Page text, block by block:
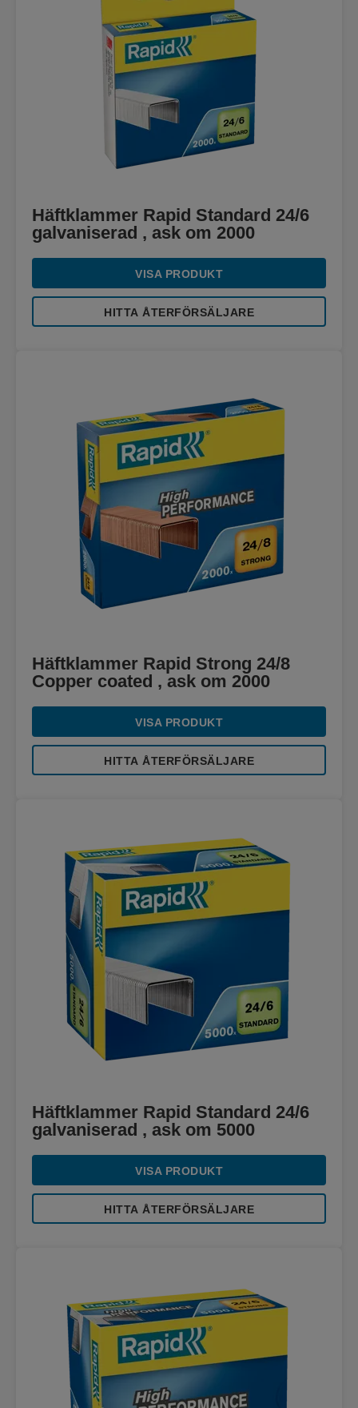
Häftklammer Rapid Standard 24/6
galvaniserad , ask om 2000
VISA PRODUKT
HITTA ÅTERFÖRSÄLJARE
Häftklammer Rapid Strong 24/8
Copper coated , ask om 2000
VISA PRODUKT
HITTA ÅTERFÖRSÄLJARE
Häftklammer Rapid Standard 24/6
galvaniserad , ask om 5000
VISA PRODUKT
HITTA ÅTERFÖRSÄLJARE